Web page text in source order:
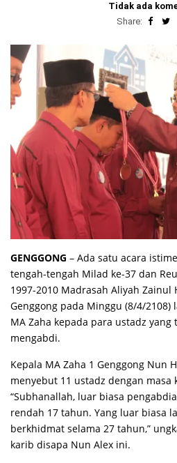
Tidak ada
Share:
GENGGONG – Ada satu acara
tengah-tengah Milad ke-37 dan
1997-2010 Madrasah Aliyah Zainul
Genggong pada Minggu (8/4/2108)
MA Zaha kepada para ustadz yang
mengabdi.
Kepala MA Zaha 1 Genggong Nun
menyebut 11 ustadz dengan masa
“Subhanallah, luar biasa
rendah 17 tahun. Yang luar biasa
berkhidmat selama 27 tahun,”
karib disapa Nun Alex ini.